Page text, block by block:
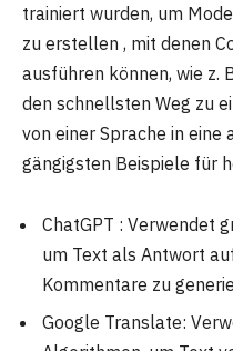
trainiert wurden, um
zu erstellen , mit denen
ausführen können, wie z.
den schnellsten Weg zu
von einer Sprache in eine
gängigsten Beispiele für
ChatGPT : Verwendet
um Text als Antwort
Kommentare zu
Google Translate: